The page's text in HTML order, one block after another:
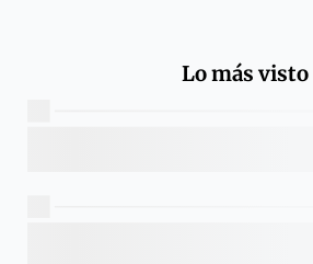
Lo más visto